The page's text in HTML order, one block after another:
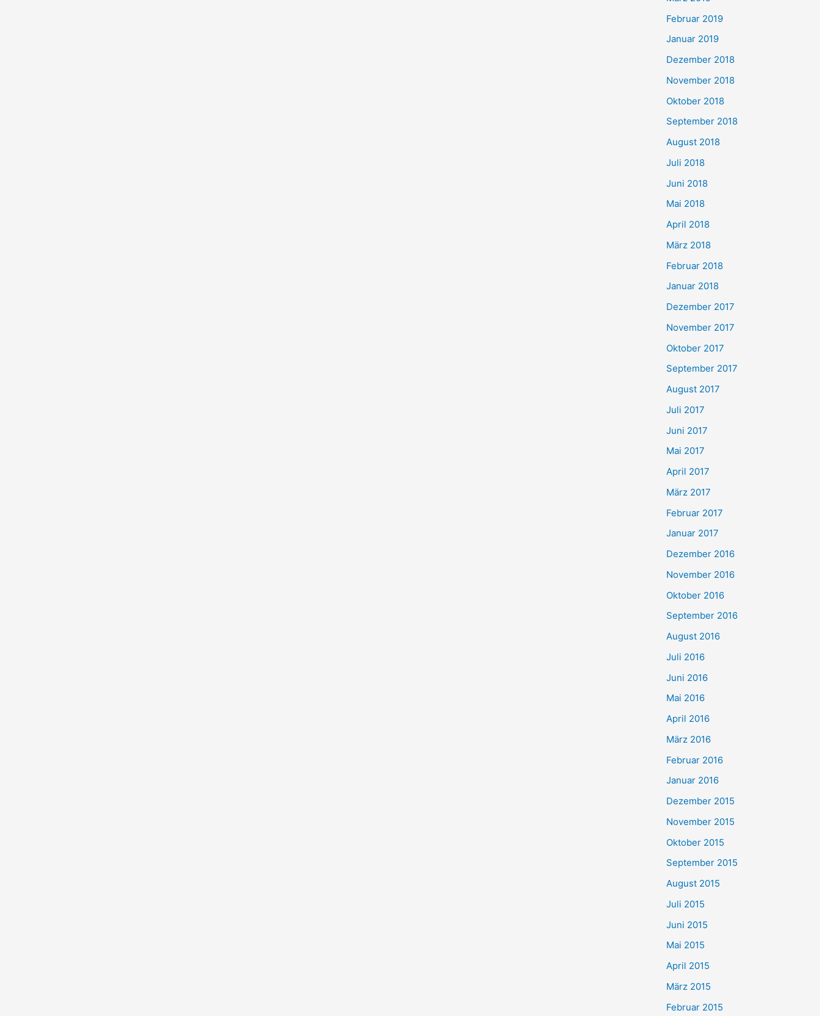
Februar 2019
Januar 2019
Dezember 2018
November 2018
Oktober 2018
September 2018
August 2018
Juli 2018
Juni 2018
Mai 2018
April 2018
März 2018
Februar 2018
Januar 2018
Dezember 2017
November 2017
Oktober 2017
September 2017
August 2017
Juli 2017
Juni 2017
Mai 2017
April 2017
März 2017
Februar 2017
Januar 2017
Dezember 2016
November 2016
Oktober 2016
September 2016
August 2016
Juli 2016
Juni 2016
Mai 2016
April 2016
März 2016
Februar 2016
Januar 2016
Dezember 2015
November 2015
Oktober 2015
September 2015
August 2015
Juli 2015
Juni 2015
Mai 2015
April 2015
März 2015
Februar 2015